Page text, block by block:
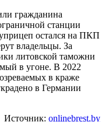
гражданина
станции
остался на ПКП
владельцы. За
литовской таможни
в угоне. В 2022
в краже
в Германии
Источник: onlinebrest.by